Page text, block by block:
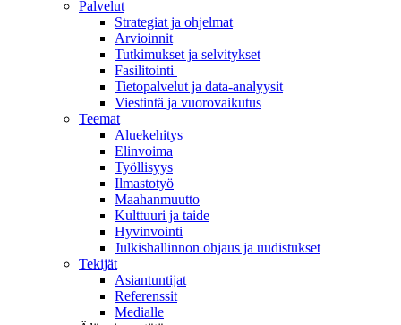
Palvelut
Strategiat ja ohjelmat
Arvioinnit
Tutkimukset ja selvitykset
Fasilitointi
Tietopalvelut ja data-analyysit
Viestintä ja vuorovaikutus
Teemat
Aluekehitys
Elinvoima
Työllisyys
Ilmastotyö
Maahanmuutto
Kulttuuri ja taide
Hyvinvointi
Julkishallinnon ohjaus ja uudistukset
Tekijät
Asiantuntijat
Referenssit
Medialle